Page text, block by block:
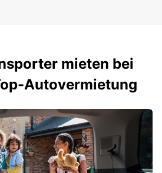
mieten bei
Autovermietung